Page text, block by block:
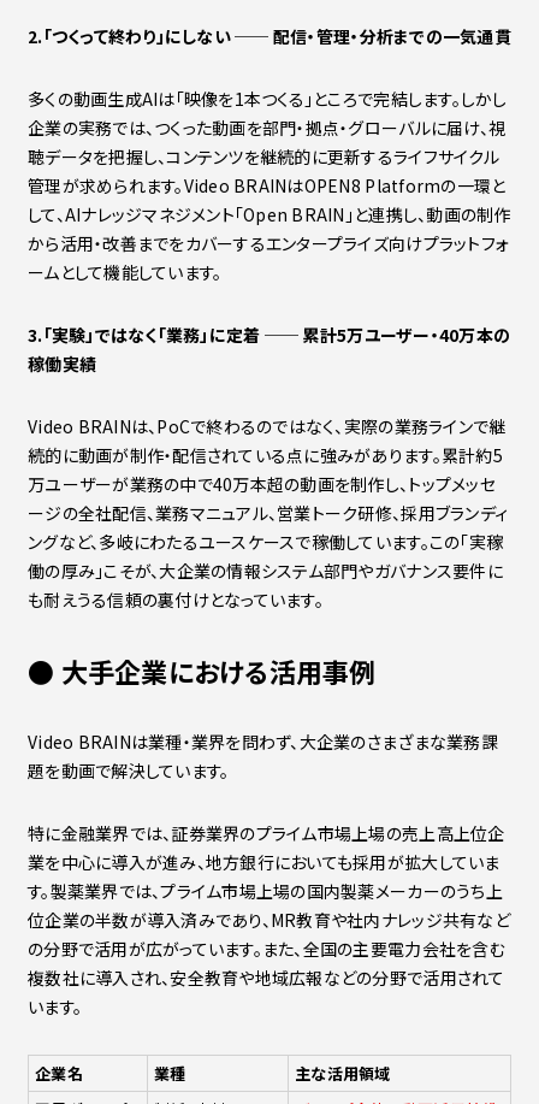
2.「つくって終わり」にしない ── 配信・管理・分析までの一気通貫
多くの動画生成AIは「映像を1本つくる」ところで完結します。しかし
企業の実務では、つくった動画を部門・拠点・グローバルに届け、視
聴データを把握し、コンテンツを継続的に更新するライフサイクル
管理が求められます。Video BRAINはOPEN8 Platformの一環と
して、AIナレッジマネジメント「Open BRAIN」と連携し、動画の制作
から活用・改善までをカバーするエンタープライズ向けプラットフォ
ームとして機能しています。
3.「実験」ではなく「業務」に定着 ── 累計5万ユーザー・40万本の
稼働実績
Video BRAINは、PoCで終わるのではなく、実際の業務ラインで継
続的に動画が制作・配信されている点に強みがあります。累計約5
万ユーザーが業務の中で40万本超の動画を制作し、トップメッセ
ージの全社配信、業務マニュアル、営業トーク研修、採用ブランディ
ングなど、多岐にわたるユースケースで稼働しています。この「実稼
働の厚み」こそが、大企業の情報システム部門やガバナンス要件に
も耐えうる信頼の裏付けとなっています。
● 大手企業における活用事例
Video BRAINは業種・業界を問わず、大企業のさまざまな業務課
題を動画で解決しています。
特に金融業界では、証券業界のプライム市場上場の売上高上位企
業を中心に導入が進み、地方銀行においても採用が拡大していま
す。製薬業界では、プライム市場上場の国内製薬メーカーのうち上
位企業の半数が導入済みであり、MR教育や社内ナレッジ共有など
の分野で活用が広がっています。また、全国の主要電力会社を含む
複数社に導入され、安全教育や地域広報などの分野で活用されて
います。
企業名 業種
主な活用領域